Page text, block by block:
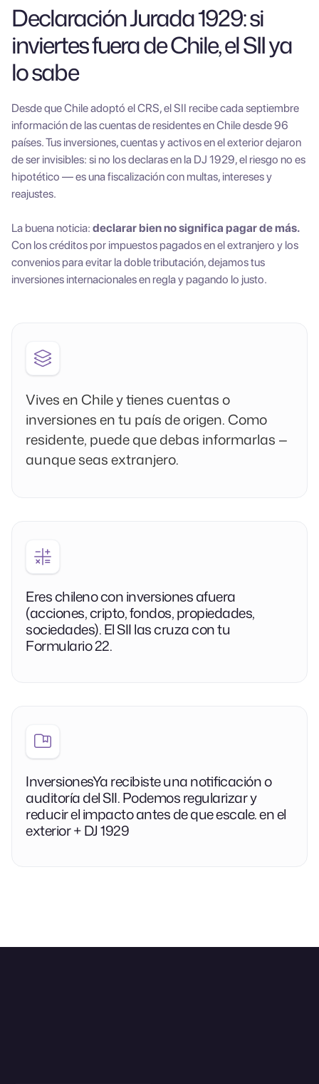
Declaración Jurada 1929: si
inviertes fuera de Chile, el SII ya
lo sabe
Desde que Chile adoptó el CRS, el SII recibe cada septiembre
información de las cuentas de residentes en Chile desde 96
países. Tus inversiones, cuentas y activos en el exterior dejaron
de ser invisibles: si no los declaras en la DJ 1929, el riesgo no es
hipotético — es una fiscalización con multas, intereses y
reajustes.
La buena noticia: declarar bien no significa pagar de más.
Con los créditos por impuestos pagados en el extranjero y los
convenios para evitar la doble tributación, dejamos tus
inversiones internacionales en regla y pagando lo justo.
Vives en Chile y tienes cuentas o
inversiones en tu país de origen. Como
residente, puede que debas informarlas —
aunque seas extranjero.
Eres chileno con inversiones afuera
(acciones, cripto, fondos, propiedades,
sociedades). El SII las cruza con tu
Formulario 22.
InversionesYa recibiste una notificación o
auditoría del SII. Podemos regularizar y
reducir el impacto antes de que escale. en el
exterior + DJ 1929